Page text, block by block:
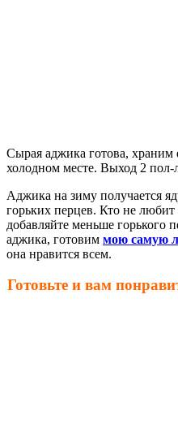
Сырая аджика готова,
холодном месте. Выход 2 пол-
Аджика на зиму получается
горьких перцев. Кто не
добавляйте меньше горького
аджика, готовим мою самую
она нравится всем.
Готовьте и вам